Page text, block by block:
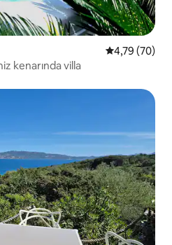
5 üzerinden
4,79 (70)
kenarında villa